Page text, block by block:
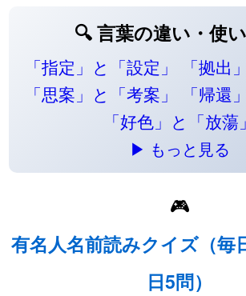
🔍 言葉の違い・使
「指定」と「設定」
「拠出
「思案」と「考案」
「帰還
「好色」と「放蕩」
▶ もっと見る
🎮
有名人名前読みクイズ（毎
日5問）